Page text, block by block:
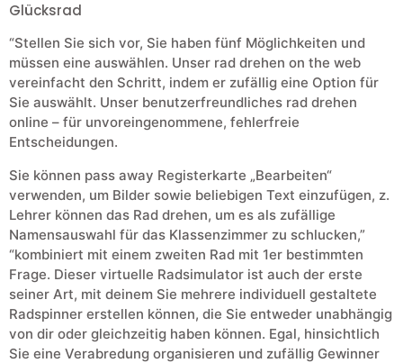
Glücksrad
“Stellen Sie sich vor, Sie haben fünf Möglichkeiten und
müssen eine auswählen. Unser rad drehen on the web
vereinfacht den Schritt, indem er zufällig eine Option für
Sie auswählt. Unser benutzerfreundliches rad drehen
online – für unvoreingenommene, fehlerfreie
Entscheidungen.
Sie können pass away Registerkarte „Bearbeiten“
verwenden, um Bilder sowie beliebigen Text einzufügen, z.
Lehrer können das Rad drehen, um es als zufällige
Namensauswahl für das Klassenzimmer zu schlucken,”
“kombiniert mit einem zweiten Rad mit 1er bestimmten
Frage. Dieser virtuelle Radsimulator ist auch der erste
seiner Art, mit deinem Sie mehrere individuell gestaltete
Radspinner erstellen können, die Sie entweder unabhängig
von dir oder gleichzeitig haben können. Egal, hinsichtlich
Sie eine Verabredung organisieren und zufällig Gewinner